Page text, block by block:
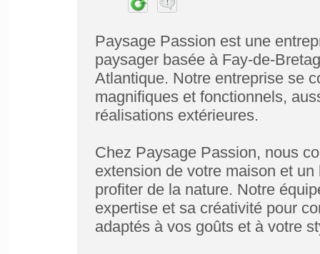
Paysage Passion est une
paysager basée à Fay-de-
Atlantique. Notre entreprise se
magnifiques et fonctionnels,
réalisations extérieures.
Chez Paysage Passion, nous
extension de votre maison et
profiter de la nature. Notre
expertise et sa créativité pour
adaptés à vos goûts et à votre